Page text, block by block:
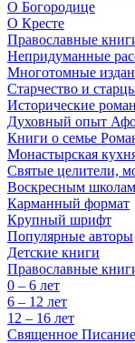
О Богородице
О Кресте
Православные
Непридуманные
Многотомные
Старчество и
Исторические
Духовный опыт
Книги о семье
Монастырская
Святые целители,
Воскресным школам
Карманный формат
Крупный шрифт
Популярные авторы
Детские книги
Православные
0 – 6 лет
6 – 12 лет
12 – 16 лет
Священное Писание